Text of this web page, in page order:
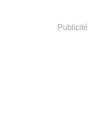
Publicité